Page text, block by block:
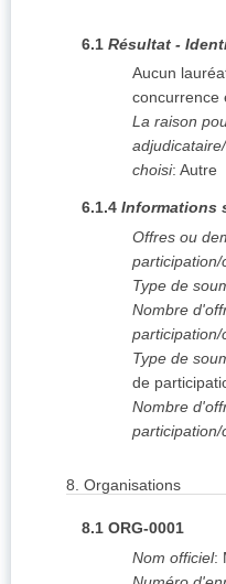
6.1 Résultat -
Aucun
concurrence
La raison
choisi: Autre
6.1.4 Informations
Offres ou
Type de
Nombre
Type de
de
Nombre
8. Organisations
8.1 ORG-0001
Nom officiel: